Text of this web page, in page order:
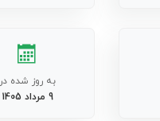
به روز شده در
9 مرداد 1405